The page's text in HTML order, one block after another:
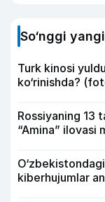
So‘nggi
Turk kinosi
ko‘rinishda?
Rossiyaning 13
“Amina” ilovasi
kiberhujumlar